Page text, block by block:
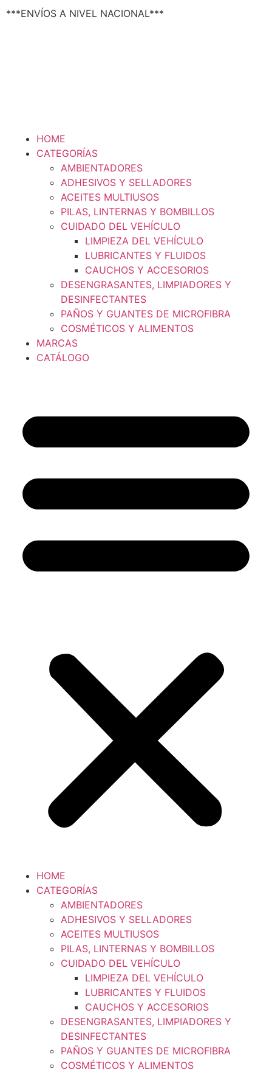
Texsal Venezuela –
***ENVÍOS A NIVEL NACIONAL***
HOME
CATEGORÍAS
AMBIENTADORES
ADHESIVOS Y SELLADORES
ACEITES MULTIUSOS
PILAS, LINTERNAS Y BOMBILLOS
CUIDADO DEL VEHÍCULO
LIMPIEZA DEL VEHÍCULO
LUBRICANTES Y FLUIDOS
CAUCHOS Y ACCESORIOS
DESENGRASANTES, LIMPIADORES Y
DESINFECTANTES
PAÑOS Y GUANTES DE MICROFIBRA
COSMÉTICOS Y ALIMENTOS
MARCAS
CATÁLOGO
HOME
CATEGORÍAS
AMBIENTADORES
ADHESIVOS Y SELLADORES
ACEITES MULTIUSOS
PILAS, LINTERNAS Y BOMBILLOS
CUIDADO DEL VEHÍCULO
LIMPIEZA DEL VEHÍCULO
LUBRICANTES Y FLUIDOS
CAUCHOS Y ACCESORIOS
DESENGRASANTES, LIMPIADORES Y
DESINFECTANTES
PAÑOS Y GUANTES DE MICROFIBRA
COSMÉTICOS Y ALIMENTOS